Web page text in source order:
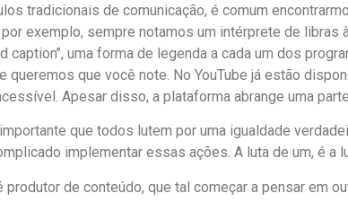
tradicionais de comunicação, é comum
exemplo, sempre notamos um intérprete de libras
caption’’, uma forma de legenda a cada um dos
queremos que você note. No YouTube já estão
Apesar disso, a plataforma abrange uma
que todos lutem por uma igualdade
implementar essas ações. A luta de um, é a
produtor de conteúdo, que tal começar a pensar em